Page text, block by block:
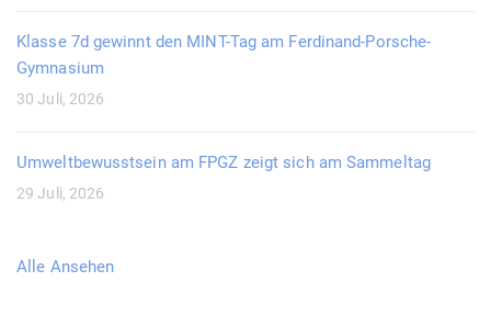
Klasse 7d gewinnt den MINT-Tag am Ferdinand-Porsche-
Gymnasium
30 Juli, 2026
Umweltbewusstsein am FPGZ zeigt sich am Sammeltag
29 Juli, 2026
Alle Ansehen